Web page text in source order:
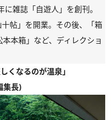
雑誌「自遊人」を創刊。
帖」を開業。その後、「箱
本箱」など、ディレクショ
くなるのが温泉」
集長)